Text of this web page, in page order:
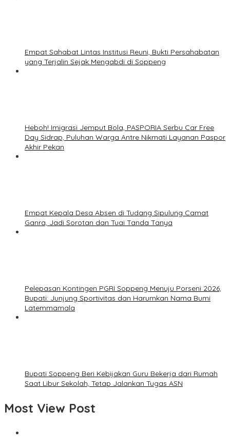
Empat Sahabat Lintas Institusi Reuni, Bukti Persahabatan
yang Terjalin Sejak Mengabdi di Soppeng
Heboh! Imigrasi Jemput Bola, PASPORIA Serbu Car Free
Day Sidrap, Puluhan Warga Antre Nikmati Layanan Paspor
Akhir Pekan
Empat Kepala Desa Absen di Tudang Sipulung Camat
Ganra, Jadi Sorotan dan Tuai Tanda Tanya
Pelepasan Kontingen PGRI Soppeng Menuju Porseni 2026,
Bupati: Junjung Sportivitas dan Harumkan Nama Bumi
Latemmamala
Bupati Soppeng Beri Kebijakan Guru Bekerja dari Rumah
Saat Libur Sekolah, Tetap Jalankan Tugas ASN
Most View Post